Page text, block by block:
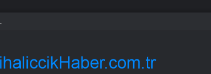
Atanan Demirel: “Birlikte Başaracağız, Birlikte Güçleneceğiz”